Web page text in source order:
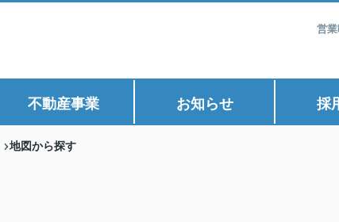
営
不動産事業 お知らせ 採
地図から探す